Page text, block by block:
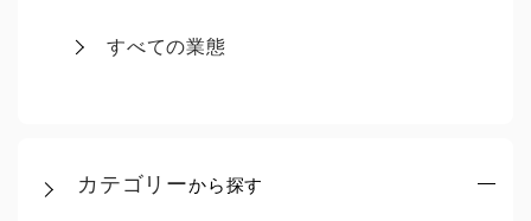
すべての業態
カテゴリーから探す